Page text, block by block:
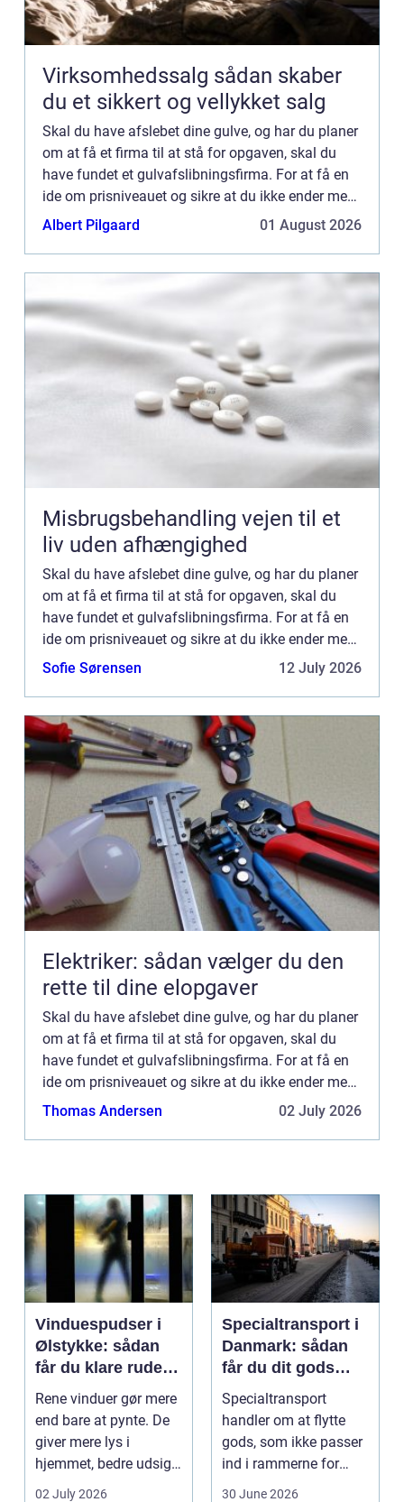
Virksomhedssalg sådan skaber
du et sikkert og vellykket salg
Skal du have afslebet dine gulve, og har du planer
om at få et firma til at stå for opgaven, skal du
have fundet et gulvafslibningsfirma. For at få en
ide om prisniveauet og sikre at du ikke ender med
at vælge et useriøst tilbud, som både kan være
Albert Pilgaard 01 August 2026
Misbrugsbehandling vejen til et
liv uden afhængighed
Skal du have afslebet dine gulve, og har du planer
om at få et firma til at stå for opgaven, skal du
have fundet et gulvafslibningsfirma. For at få en
ide om prisniveauet og sikre at du ikke ender med
at vælge et useriøst tilbud, som både kan være
Sofie Sørensen 12 July 2026
Elektriker: sådan vælger du den
rette til dine elopgaver
Skal du have afslebet dine gulve, og har du planer
om at få et firma til at stå for opgaven, skal du
have fundet et gulvafslibningsfirma. For at få en
ide om prisniveauet og sikre at du ikke ender med
at vælge et useriøst tilbud, som både kan være
Thomas Andersen 02 July 2026
Vinduespudser i
Ølstykke: sådan
får du klare ruder
året rundt
Rene vinduer gør mere
end bare at pynte. De
giver mere lys i
hjemmet, bedre udsigt
og et p&ae...
02 July 2026
Specialtransport i
Danmark: sådan
får du dit gods
sikkert frem
Specialtransport
handler om at flytte
gods, som ikke passer
ind i rammerne for
almindelig
30 June 2026